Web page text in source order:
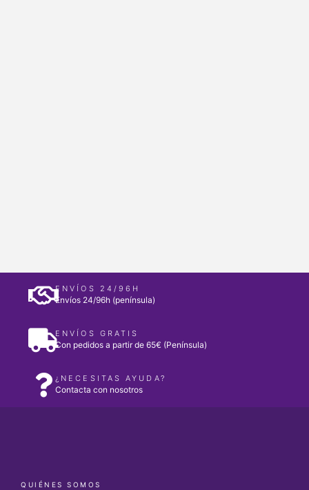
ENVÍOS 24/96H
Envíos 24/96h (península)
ENVÍOS GRATIS
Con pedidos a partir de 65€ (Península)
¿NECESITAS AYUDA?
Contacta con nosotros
QUIÉNES SOMOS